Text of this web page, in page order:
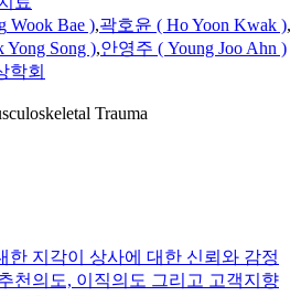
Wook Bae ),곽호윤 ( Ho Yoon Kwak ),
Yong Song ),안영주 ( Young Joo Ahn )
학회
Trauma
한 지각이 상사에 대한 신뢰와 감정
천의도, 이직의도 그리고 고객지향